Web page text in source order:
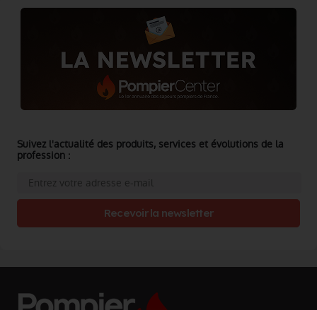
Suivez l'actualité des produits, services et évolutions de la
profession :
Recevoir la newsletter